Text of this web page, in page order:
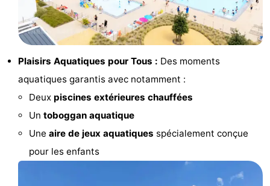
golf
Surfen
Equitation
Boire
manger
Événements
Pratiques
Forum
Route
Plaisirs Aquatiques pour Tous : Des moments
aquatiques garantis avec notamment :
Deux piscines extérieures chauffées
Un toboggan aquatique
Une aire de jeux aquatiques spécialement conçue
pour les enfants